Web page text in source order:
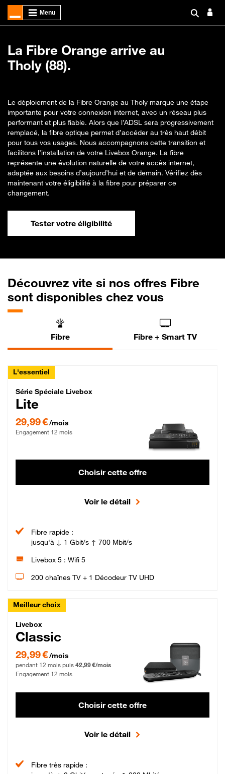
La Fibre Orange arrive au
Tholy (88).
Le déploiement de la Fibre Orange au Tholy marque une étape
importante pour votre connexion internet, avec un réseau plus
performant et plus fiable. Alors que l’ADSL sera progressivement
remplacé, la fibre optique permet d’accéder au très haut débit
pour tous vos usages. Nous accompagnons cette transition et
facilitons l’installation de votre Livebox Orange. La fibre
représente une évolution naturelle de votre accès internet,
adaptée aux besoins d’aujourd’hui et de demain. Vérifiez dès
maintenant votre éligibilité à la fibre pour préparer ce
changement.
Tester votre éligibilité
Découvrez vite si nos offres Fibre
sont disponibles chez vous
Fibre Fibre + Smart TV
L'essentiel
Série Spéciale Livebox Lite Fibre
Série Spéciale Livebox
Lite
29,99 €/mois
Engagement 12 mois
Choisir cette offre
Voir le détail
Fibre rapide :
jusqu'à ↓ 1 Gbit/s ↑ 700 Mbit/s
Livebox 5 : Wifi 5
200 chaînes TV + 1 Décodeur TV UHD
Meilleur choix
Livebox Classic Fibre
Livebox
Classic
29,99 € par mois pendant 12 mois puis 42,99 € par mois, Engagement 12 mois
29,99 €/mois
pendant 12 mois puis 42,99 €/mois
Engagement 12 mois
Choisir cette offre
Voir le détail
Fibre très rapide :